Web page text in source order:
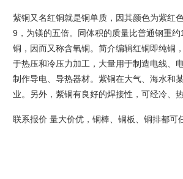
紫铜又名红铜就是铜单质，因其颜色为紫红
9，为镁的五倍。同体积的质量比普通钢重
铜，因而又称含氧铜。简介编辑红铜即纯铜
于热压和冷压力加工，大量用于制造电线、
制作导电、导热器材。紫铜在大气、海水和
业。另外，紫铜有良好的焊接性，可经冷、
联系报价 量大价优，铜棒、铜板、铜排都可